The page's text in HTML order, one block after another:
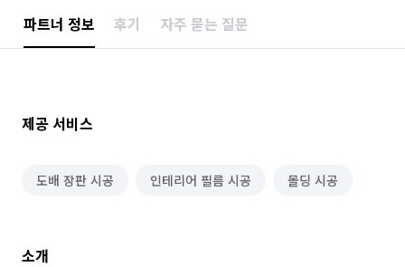
파트너 정보 후기 자주 묻는 질문
제공 서비스
도배 장판 시공 인테리어 필름 시공 몰딩 시공
소개